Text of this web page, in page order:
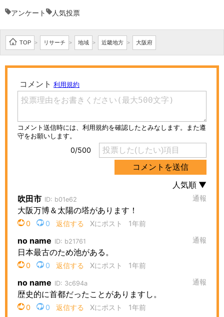
アンケート 人気投票
TOP > リサーチ > 地域 > 近畿地方 > 大阪府